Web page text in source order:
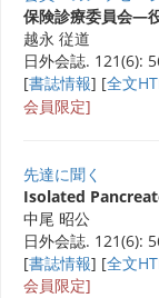
保険診療委員会―
越永 従道
日外会誌. 121(6):
[書誌情報] [全文
会員限定]
先達に聞く
Isolated
中尾 昭公
日外会誌. 121(6):
[書誌情報] [全文
会員限定]